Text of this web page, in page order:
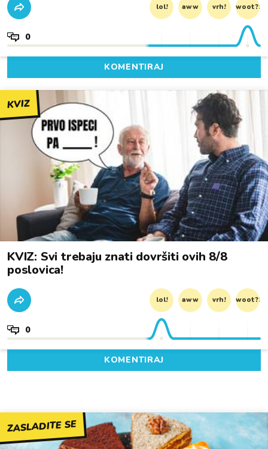
lol! aww vrh! woot?!
0
KOMENTIRAJ
KVIZ
KVIZ: Svi trebaju znati dovršiti ovih 8/8
poslovica!
lol! aww vrh! woot?!
0
KOMENTIRAJ
ZASLADITE SE